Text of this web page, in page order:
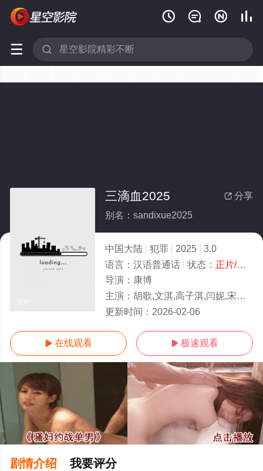
   
 
 分享
三滴血2025
别名：sandixue2025
中国大陆 犯罪 2025
3.0
语言： 汉语普通话 状态： 正片/高清
导演： 康博
主演： 胡歌,文淇,高子淇,闫妮,宋佳,高叶,欧豪,李雪琴,杨新鸣,艾丽娅,马迎春,张奕聪,王悦伊,张本煜,汪铎,刘千
更新时间： 2026-02-06
 在线观看  极速观看
剧情介绍 我要评分